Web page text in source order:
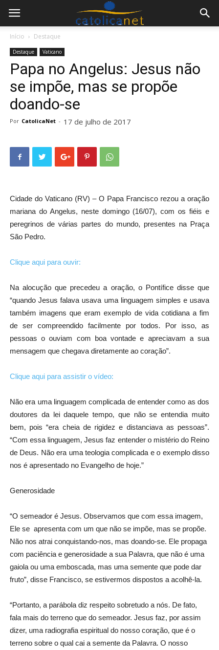
Início Destaque
Destaque Vaticano
Papa no Angelus: Jesus não
se impõe, mas se propõe
doando-se
Por CatolicaNet - 17 de julho de 2017
Cidade do Vaticano (RV) – O Papa Francisco rezou a oração
mariana do Angelus, neste domingo (16/07), com os fiéis e
peregrinos de várias partes do mundo, presentes na Praça
São Pedro.
Clique aqui para ouvir:
Na alocução que precedeu a oração, o Pontífice disse que
“quando Jesus falava usava uma linguagem simples e usava
também imagens que eram exemplo de vida cotidiana a fim
de ser compreendido facilmente por todos. Por isso, as
pessoas o ouviam com boa vontade e apreciavam a sua
mensagem que chegava diretamente ao coração”.
Clique aqui para assistir o vídeo:
Não era uma linguagem complicada de entender como as dos
doutores da lei daquele tempo, que não se entendia muito
bem, pois “era cheia de rigidez e distanciava as pessoas”.
“Com essa linguagem, Jesus faz entender o mistério do Reino
de Deus. Não era uma teologia complicada e o exemplo disso
nos é apresentado no Evangelho de hoje.”
Generosidade
“O semeador é Jesus. Observamos que com essa imagem,
Ele se apresenta com um que não se impõe, mas se propõe.
Não nos atrai conquistando-nos, mas doando-se. Ele propaga
com paciência e generosidade a sua Palavra, que não é uma
gaiola ou uma emboscada, mas uma semente que pode dar
fruto”, disse Francisco, se estivermos dispostos a acolhê-la.
“Portanto, a parábola diz respeito sobretudo a nós. De fato,
fala mais do terreno que do semeador. Jesus faz, por assim
dizer, uma radiografia espiritual do nosso coração, que é o
terreno sobre o qual cai a semente da Palavra. O nosso